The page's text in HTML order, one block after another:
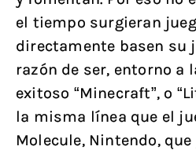
el tiempo surgieran
directamente basen su
razón de ser, entorno a
exitoso “Minecraft”, o
la misma línea que el
Molecule, Nintendo,